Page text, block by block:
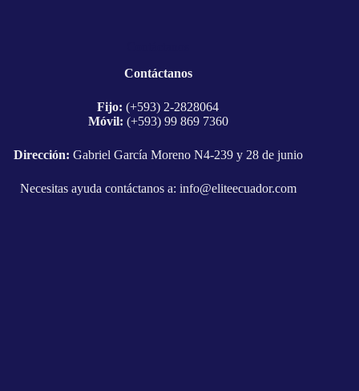
Contáctanos
Fijo:(+593) 2-2828064
Móvil: (+593) 99 869 7360
Dirección: Gabriel García Moreno N4-239 y 28 de junio
Necesitas ayuda contáctanos a: info@eliteecuador.com